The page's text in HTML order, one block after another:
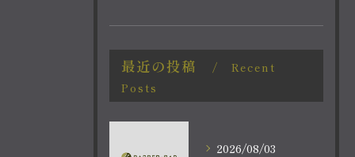
最近の投稿
Recent
Posts
2026/08/03